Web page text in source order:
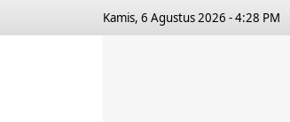
Kamis, 6 Agustus 2026 - 4:28 PM